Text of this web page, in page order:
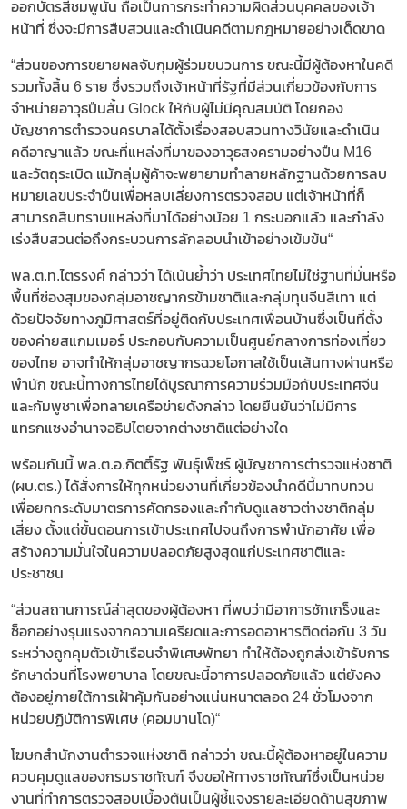
ออกบัตรสีชมพูนั้น ถือเป็นการกระทำความผิดส่วนบุคคลของเจ้า
หน้าที่ ซึ่งจะมีการสืบสวนและดำเนินคดีตามกฎหมายอย่างเด็ดขาด
“ส่วนของการขยายผลจับกุมผู้ร่วมขบวนการ ขณะนี้มีผู้ต้องหาในคดี
รวมทั้งสิ้น 6 ราย ซึ่งรวมถึงเจ้าหน้าที่รัฐที่มีส่วนเกี่ยวข้องกับการ
จำหน่ายอาวุธปืนสั้น Glock ให้กับผู้ไม่มีคุณสมบัติ โดยกอง
บัญชาการตำรวจนครบาลได้ตั้งเรื่องสอบสวนทางวินัยและดำเนิน
คดีอาญาแล้ว ขณะที่แหล่งที่มาของอาวุธสงครามอย่างปืน M16
และวัตถุระเบิด แม้กลุ่มผู้ค้าจะพยายามทำลายหลักฐานด้วยการลบ
หมายเลขประจำปืนเพื่อหลบเลี่ยงการตรวจสอบ แต่เจ้าหน้าที่ก็
สามารถสืบทราบแหล่งที่มาได้อย่างน้อย 1 กระบอกแล้ว และกำลัง
เร่งสืบสวนต่อถึงกระบวนการลักลอบนำเข้าอย่างเข้มข้น“
พล.ต.ท.ไตรรงค์ กล่าวว่า ได้เน้นย้ำว่า ประเทศไทยไม่ใช่ฐานที่มั่นหรือ
พื้นที่ซ่องสุมของกลุ่มอาชญากรข้ามชาติและกลุ่มทุนจีนสีเทา แต่
ด้วยปัจจัยทางภูมิศาสตร์ที่อยู่ติดกับประเทศเพื่อนบ้านซึ่งเป็นที่ตั้ง
ของค่ายสแกมเมอร์ ประกอบกับความเป็นศูนย์กลางการท่องเที่ยว
ของไทย อาจทำให้กลุ่มอาชญากรฉวยโอกาสใช้เป็นเส้นทางผ่านหรือ
พำนัก ขณะนี้ทางการไทยได้บูรณาการความร่วมมือกับประเทศจีน
และกัมพูชาเพื่อทลายเครือข่ายดังกล่าว โดยยืนยันว่าไม่มีการ
แทรกแซงอำนาจอธิปไตยจากต่างชาติแต่อย่างใด
พร้อมกันนี้ พล.ต.อ.กิตติ์รัฐ พันธุ์เพ็ชร์ ผู้บัญชาการตำรวจแห่งชาติ
(ผบ.ตร.) ได้สั่งการให้ทุกหน่วยงานที่เกี่ยวข้องนำคดีนี้มาทบทวน
เพื่อยกกระดับมาตรการคัดกรองและกำกับดูแลชาวต่างชาติกลุ่ม
เสี่ยง ตั้งแต่ขั้นตอนการเข้าประเทศไปจนถึงการพำนักอาศัย เพื่อ
สร้างความมั่นใจในความปลอดภัยสูงสุดแก่ประเทศชาติและ
ประชาชน
“ส่วนสถานการณ์ล่าสุดของผู้ต้องหา ที่พบว่ามีอาการชักเกร็งและ
ช็อกอย่างรุนแรงจากความเครียดและการอดอาหารติดต่อกัน 3 วัน
ระหว่างถูกคุมตัวเข้าเรือนจำพิเศษพัทยา ทำให้ต้องถูกส่งเข้ารับการ
รักษาด่วนที่โรงพยาบาล โดยขณะนี้อาการปลอดภัยแล้ว แต่ยังคง
ต้องอยู่ภายใต้การเฝ้าคุ้มกันอย่างแน่นหนาตลอด 24 ชั่วโมงจาก
หน่วยปฏิบัติการพิเศษ (คอมมานโด)“
โฆษกสำนักงานตำรวจแห่งชาติ กล่าวว่า ขณะนี้ผู้ต้องหาอยู่ในความ
ควบคุมดูแลของกรมราชทัณฑ์ จึงขอให้ทางราชทัณฑ์ซึ่งเป็นหน่วย
งานที่ทำการตรวจสอบเบื้องต้นเป็นผู้ชี้แจงรายละเอียดด้านสุขภาพ